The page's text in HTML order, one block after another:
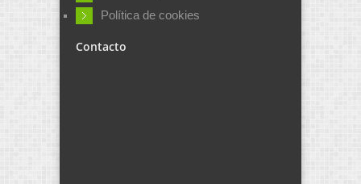
Política de cookies
Contacto